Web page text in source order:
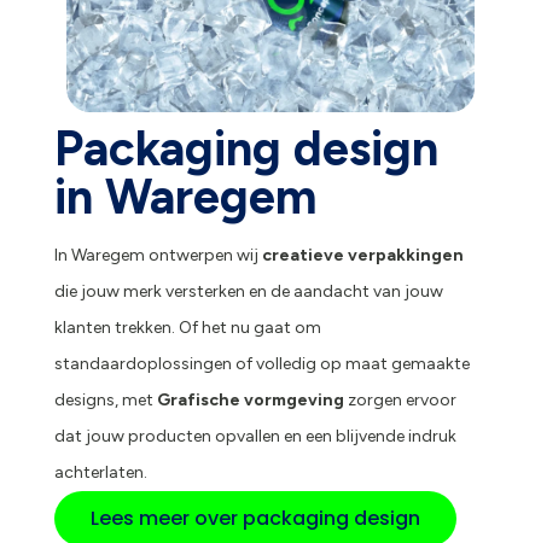
Packaging design
in Waregem
In Waregem ontwerpen wij creatieve verpakkingen
die jouw merk versterken en de aandacht van jouw
klanten trekken. Of het nu gaat om
standaardoplossingen of volledig op maat gemaakte
designs, met Grafische vormgeving zorgen ervoor
dat jouw producten opvallen en een blijvende indruk
achterlaten.
Lees meer over packaging design